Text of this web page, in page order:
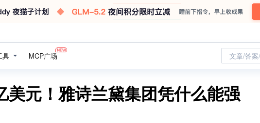
具 MCP广场 文章/答
美元！雅诗兰黛集团凭什么能强